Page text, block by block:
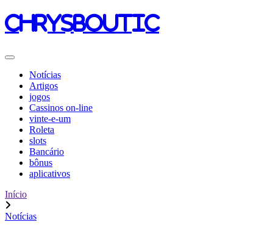
chrysboutic
Notícias
Artigos
jogos
Cassinos on-line
vinte-e-um
Roleta
slots
Bancário
bônus
aplicativos
Início
Notícias